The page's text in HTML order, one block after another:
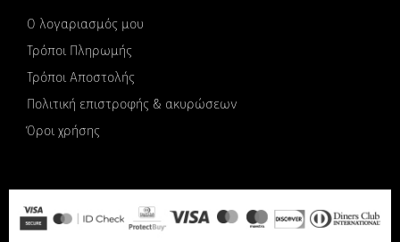
Ο λογαριασμός μου
Τρόποι Πληρωμής
Τρόποι Αποστολής
Πολιτική επιστροφής & ακυρώσεων
Όροι χρήσης